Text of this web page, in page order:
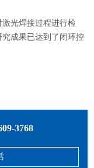
光焊接过程进行检
成果已达到了闭环控
3768